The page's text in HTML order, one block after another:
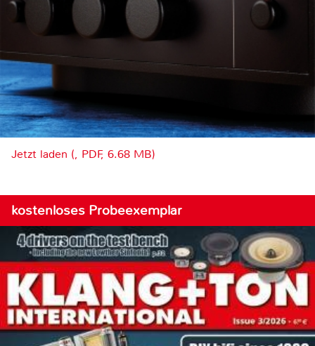
Jetzt laden (, PDF, 6.68 MB)
kostenloses Probeexemplar